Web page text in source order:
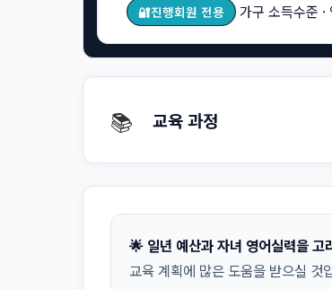
🔐진행회원 전용 가구 소득수준
📚 교육 과정
🌟 일년 예산과 자녀 영어실력을 고
교육 계획에 많은 도움을 받으실 것